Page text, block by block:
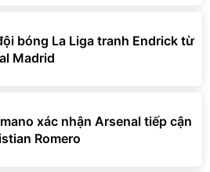
bóng La Liga tranh Endrick từ
Madrid
xác nhận Arsenal tiếp cận
Romero